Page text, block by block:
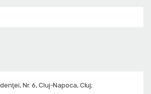
Nr. 6, Cluj-Napoca, Cluj;